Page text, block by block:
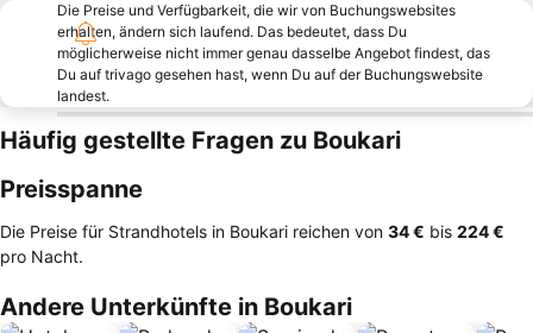
Die Preise und Verfügbarkeit, die wir von Buchungswebsites
erhalten, ändern sich laufend. Das bedeutet, dass Du
möglicherweise nicht immer genau dasselbe Angebot findest, das
Du auf trivago gesehen hast, wenn Du auf der Buchungswebsite
landest.
Häufig gestellte Fragen zu Boukari
Preisspanne
Die Preise für Strandhotels in Boukari reichen von ‎34 € bis ‎224 €
pro Nacht.
Andere Unterkünfte in Boukari